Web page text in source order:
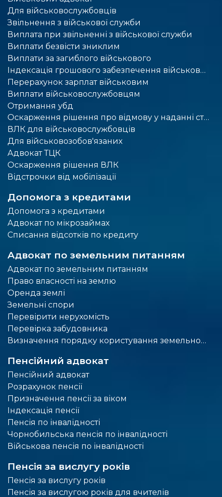
Для військовослужбовців
Звільнення з військової служби
Виплата при звільненні з військової служби
Виплати безвісти зниклим
Виплати за загиблого військового
Індексація грошового забезпечення військовослужбовців
Перерахунок зарплат військовим
Виплати військовослужбовцям
Отримання убд
Оскарження рішення про відмову у наданні статусу учасника бойових дій
ВЛК для військовослужбовців
Для військовозобов'язаних
Адвокат ТЦК
Оскарження рішення ВЛК
Відстрочки від мобілізації
Допомога з кредитами
Допомога з кредитами
Адвокат по мікрозаймах
Списання відсотків по кредиту
Адвокат по земельним питанням
Адвокат по земельним питанням
Право власності на землю
Оренда землі
Земельні спори
Перевірити нерухомість
Перевірка забудовника
Визначення порядку користування земельною ділянкою
Пенсійний адвокат
Пенсійний адвокат
Розрахунок пенсії
Призначення пенсії за віком
Індексація пенсії
Пенсія по інвалідності
Чорнобильська пенсія по інвалідності
Військова пенсія по інвалідності
Пенсія за вислугу років
Пенсія за вислугу років
Пенсія за вислугою років для вчителів